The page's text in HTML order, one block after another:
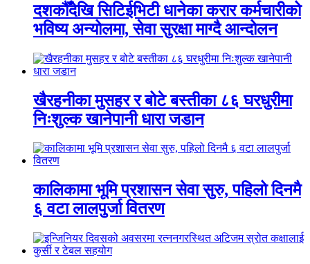
दशकौँदेखि सिटिईभिटी धानेका करार कर्मचारीको
भविष्य अन्योलमा, सेवा सुरक्षा माग्दै आन्दोलन
खैरहनीका मुसहर र बोटे बस्तीका ८६ घरधुरीमा
निःशुल्क खानेपानी धारा जडान
कालिकामा भूमि प्रशासन सेवा सुरु, पहिलो दिनमै
६ वटा लालपुर्जा वितरण